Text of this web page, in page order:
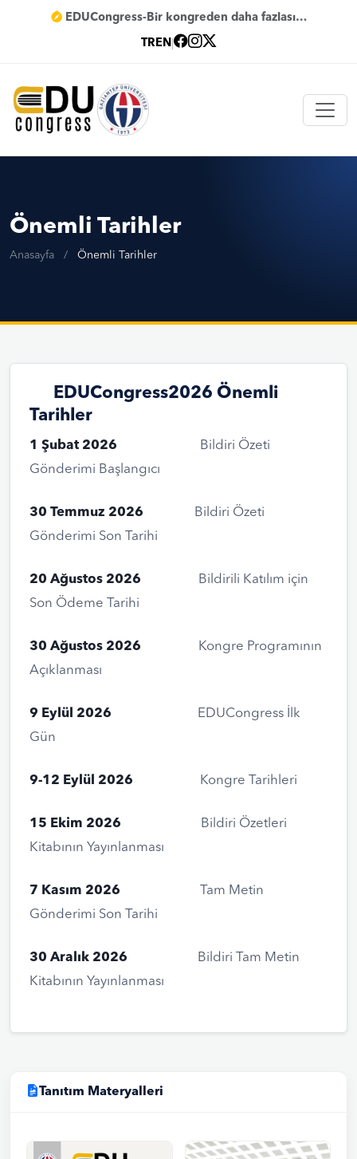
EDUCongress-Bir kongreden daha fazlası…
TREN
Önemli Tarihler
Anasayfa / Önemli Tarihler
EDUCongress2026 Önemli
Tarihler
1 Şubat 2026
Bildiri Özeti
Gönderimi Başlangıcı
30 Temmuz 2026 Bildiri Özeti
Gönderimi Son Tarihi
20 Ağustos 2026 Bildirili Katılım için
Son Ödeme Tarihi
30 Ağustos 2026 Kongre Programının
Açıklanması
9 Eylül 2026 EDUCongress İlk
Gün
9-12 Eylül 2026 Kongre Tarihleri
15 Ekim 2026 Bildiri Özetleri
Kitabının Yayınlanması
7 Kasım 2026 Tam Metin
Gönderimi Son Tarihi
30 Aralık 2026 Bildiri Tam Metin
Kitabının Yayınlanması
Tanıtım Materyalleri